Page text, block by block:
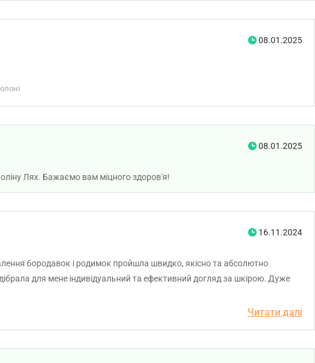
08.01.2025
08.01.2025
Лях. Бажаємо вам міцного здоров'я!
16.11.2024
бородавок і родимок пройшла швидко, якісно та абсолютно
для мене індивідуальний та ефективний догляд за шкірою. Дуже
кваліфікованого спеціаліста!
Читати далі